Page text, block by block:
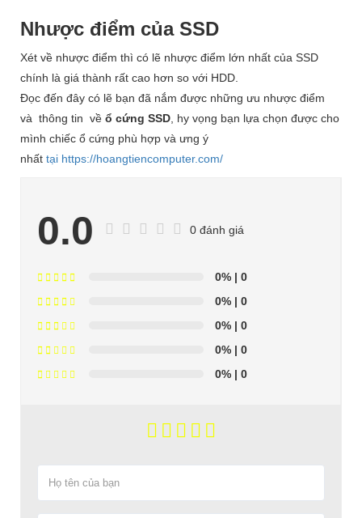
Nhược điểm của SSD
Xét về nhược điểm thì có lẽ nhược điểm lớn nhất của SSD
chính là giá thành rất cao hơn so với HDD.
Đọc đến đây có lẽ bạn đã nắm được những ưu nhược điểm
và thông tin về ổ cứng SSD, hy vọng bạn lựa chọn được cho
mình chiếc ổ cứng phù hợp và ưng ý
nhất tại https://hoangtiencomputer.com/
0.0 0 đánh giá
0% | 0
0% | 0
0% | 0
0% | 0
0% | 0